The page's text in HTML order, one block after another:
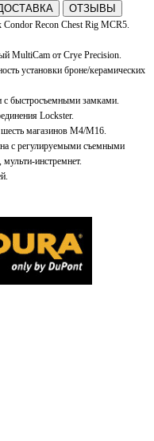
ОТЗЫВЫ
Condor Recon Chest Rig MCR5.
MultiCam от Crye Precision.
установки броне/керамических
с быстросъемными замками.
Lockster.
магазинов М4/М16.
с регулируемыми съемными
инстремнет.